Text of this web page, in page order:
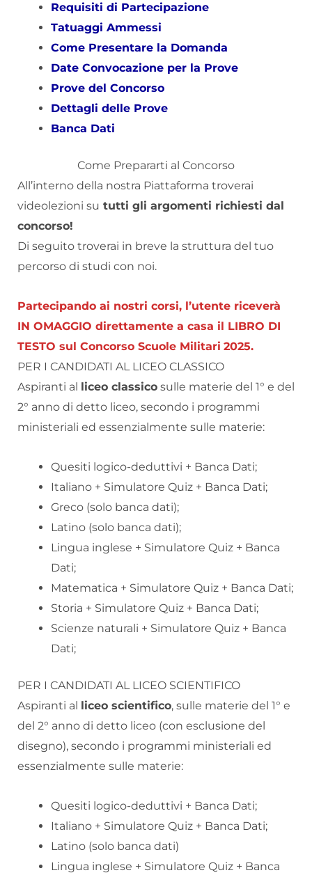
Requisiti di Partecipazione
Tatuaggi Ammessi
Come Presentare la Domanda
Date Convocazione per la Prove
Prove del Concorso
Dettagli delle Prove
Banca Dati
Come Prepararti al Concorso
All’interno della nostra Piattaforma troverai
videolezioni su tutti gli argomenti richiesti dal
concorso!
Di seguito troverai in breve la struttura del tuo
percorso di studi con noi.
Partecipando ai nostri corsi, l’utente riceverà
IN OMAGGIO direttamente a casa il LIBRO DI
TESTO sul Concorso Scuole Militari 2025.
PER I CANDIDATI AL LICEO CLASSICO
Aspiranti al liceo classico sulle materie del 1° e del
2° anno di detto liceo, secondo i programmi
ministeriali ed essenzialmente sulle materie:
Quesiti logico-deduttivi + Banca Dati;
Italiano + Simulatore Quiz + Banca Dati;
Greco (solo banca dati);
Latino (solo banca dati);
Lingua inglese + Simulatore Quiz + Banca
Dati;
Matematica + Simulatore Quiz + Banca Dati;
Storia + Simulatore Quiz + Banca Dati;
Scienze naturali + Simulatore Quiz + Banca
Dati;
PER I CANDIDATI AL LICEO SCIENTIFICO
Aspiranti al liceo scientifico, sulle materie del 1° e
del 2° anno di detto liceo (con esclusione del
disegno), secondo i programmi ministeriali ed
essenzialmente sulle materie:
Quesiti logico-deduttivi + Banca Dati;
Italiano + Simulatore Quiz + Banca Dati;
Latino (solo banca dati)
Lingua inglese + Simulatore Quiz + Banca